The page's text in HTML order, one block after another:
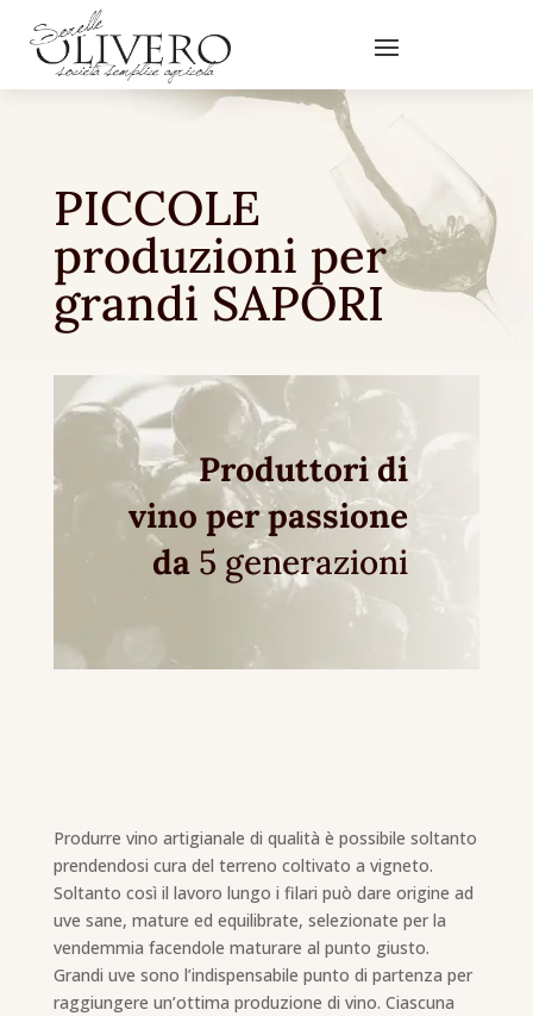
PICCOLE
produzioni per
grandi SAPORI
Produttori di
vino per passione
da 5 generazioni
Produrre vino artigianale di qualità è possibile soltanto
prendendosi cura del terreno coltivato a vigneto.
Soltanto così il lavoro lungo i filari può dare origine ad
uve sane, mature ed equilibrate, selezionate per la
vendemmia facendole maturare al punto giusto.
Grandi uve sono l’indispensabile punto di partenza per
raggiungere un’ottima produzione di vino. Ciascuna